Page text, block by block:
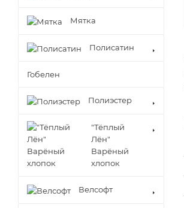
Мятка
Полисатин
Гобелен
Полиэстер
"Тёплый
Лён"
Варёный
хлопок
Велсофт